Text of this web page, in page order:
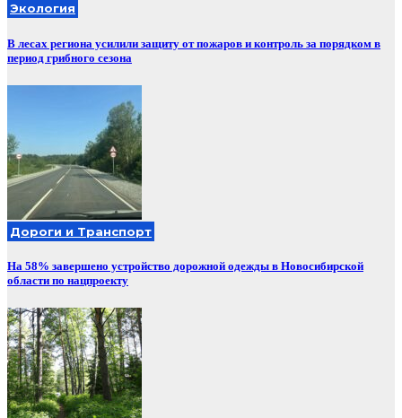
Экология
В лесах региона усилили защиту от пожаров и контроль за порядком в
период грибного сезона
Дороги и Транспорт
На 58% завершено устройство дорожной одежды в Новосибирской
области по нацпроекту